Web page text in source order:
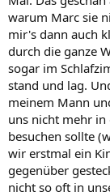
warum Marc sie
mir's dann auch
durch die ganze
sogar im
stand und lag.
meinem Mann
uns nicht mehr in
besuchen sollte
wir erstmal ein
gegenüber
nicht so oft in